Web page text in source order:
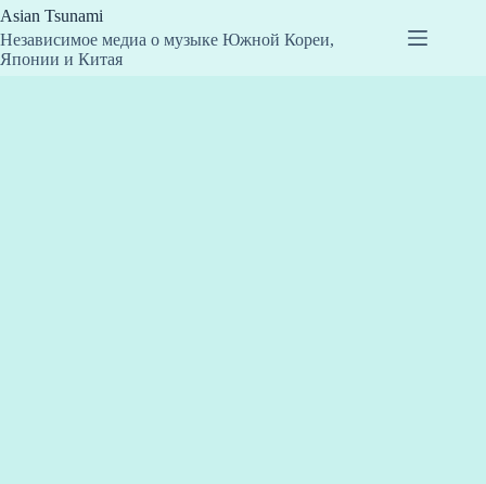
Перейти
к
сути
Asian Tsunami
Независимое медиа о музыке Южной Кореи,
Японии и Китая